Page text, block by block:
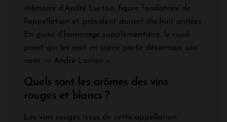
mémoire d’André Lurton, figure fondatrice de
l’appellation et président durant dix-huit années.
En guise d’hommage supplémentaire, le rond-
point qui les met en scène porte désormais son
nom : « André Lurton ».
Quels sont les arômes des vins
rouges et blancs ?
Les vins rouges issus de cette appellation